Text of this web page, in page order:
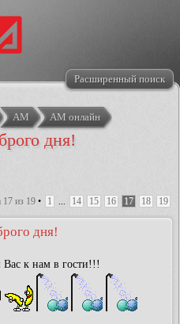
Расширенный поиск
АМ АМ онлайн
дня!
17 из 19 • 1 ... 14 15 16 17 18 19
дня!
к нам в гости!!!